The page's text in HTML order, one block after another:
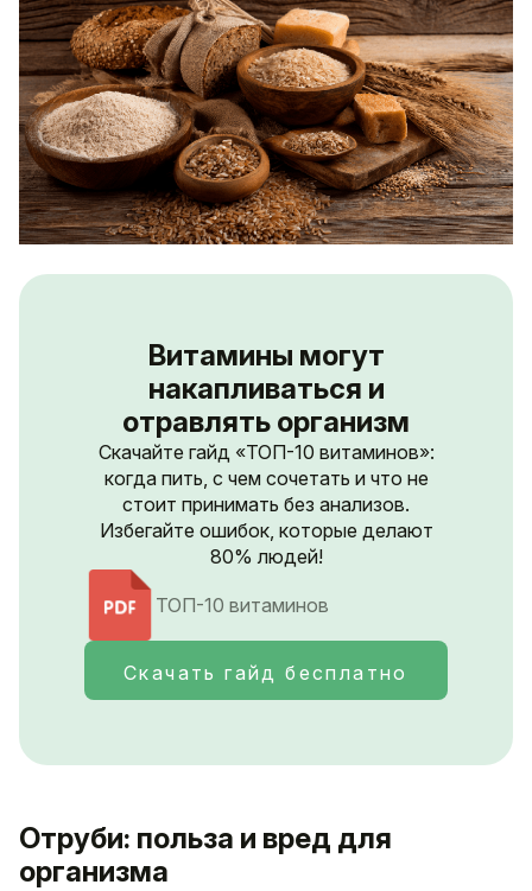
Витамины могут
накапливаться и
отравлять организм
Скачайте гайд «ТОП-10 витаминов»:
когда пить, с чем сочетать и что не
стоит принимать без анализов.
Избегайте ошибок, которые делают
80% людей!
ТОП-10 витаминов
Скачать гайд бесплатно
Отруби: польза и вред для
организма